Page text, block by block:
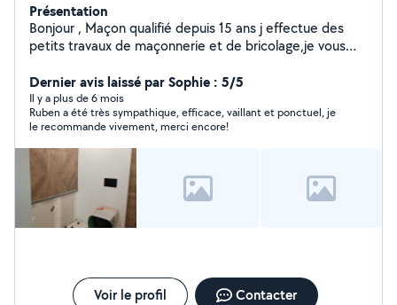
Présentation
Bonjour , Maçon qualifié depuis 15 ans j effectue des
petits travaux de maçonnerie et de bricolage,je vous
intérieur et extérieur. N'hésitez pas à me contacter par
message ou par téléphone pour vous besoins.
Dernier avis laissé par Sophie : 5/5
Il y a plus de 6 mois
Ruben a été très sympathique, efficace, vaillant et ponctuel, je
le recommande vivement, merci encore!
Voir le profil Contacter